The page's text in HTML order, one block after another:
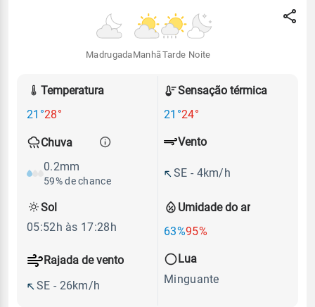
Madrugada Manhã Tarde Noite
Temperatura
21°28°
Sensação térmica
21°24°
Chuva
0.2mm
59% de chance
Umidade do ar
63%95%
Vento
SE - 4km/h
Rajada de vento
SE - 26km/h
Sol
05:52h às 17:28h
Lua
Minguante